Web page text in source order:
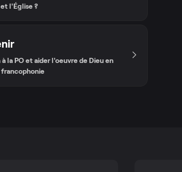
l'Église ?
à la PO et aider l'oeuvre de Dieu en
francophonie